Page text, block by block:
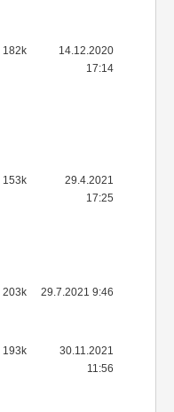
182k
14.12.2020
17:14
153k
29.4.2021
17:25
203k 29.7.2021 9:46
193k
30.11.2021
11:56